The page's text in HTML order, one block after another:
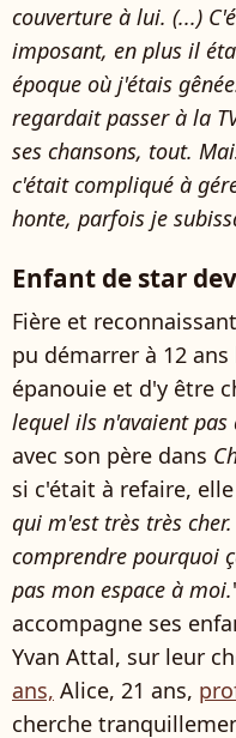
couverture à lui. (...)
imposant, en plus il
époque où j'étais
regardait passer à la
ses chansons, tout.
c'était compliqué à
honte, parfois je
Enfant de star
Fière et
pu démarrer à 12
épanouie et d'y être
lequel ils n'avaient
avec son père dans
si c'était à refaire,
qui m'est très très
comprendre pourquoi
pas mon espace à moi.
accompagne ses
Yvan Attal, sur leur
ans, Alice, 21 ans,
cherche